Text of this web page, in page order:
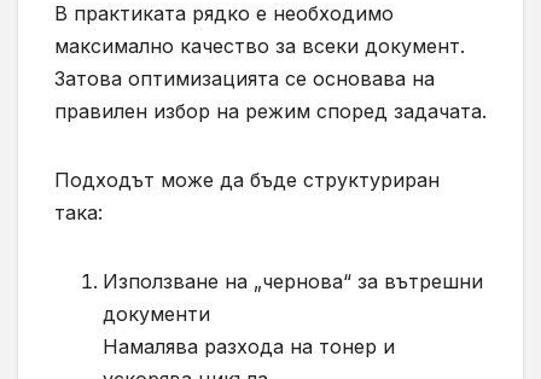
В практиката рядко е необходимо
максимално качество за всеки документ.
Затова оптимизацията се основава на
правилен избор на режим според задачата.
Подходът може да бъде структуриран
така:
Използване на „чернова“ за вътрешни
документи
Намалява разхода на тонер и